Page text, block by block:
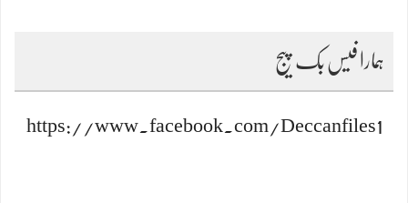
ہمارا فیس بک پیج
https://www.facebook.com/Deccanfiles1